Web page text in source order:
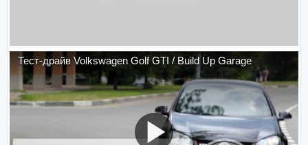
Тест-драйв Volkswagen Golf GTI / Build Up Garage